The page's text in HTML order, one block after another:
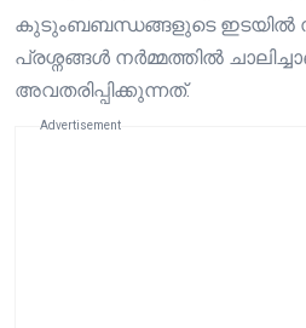
കുടുംബബന്ധങ്ങളുടെ ഇടയിൽ
പ്രശ്നങ്ങൾ നർമ്മത്തിൽ
അവതരിപ്പിക്കുന്നത്.
Advertisement